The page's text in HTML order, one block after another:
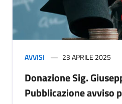
AVVISI 23 APRILE 2025
Donazione Sig.
Pubblicazione avviso